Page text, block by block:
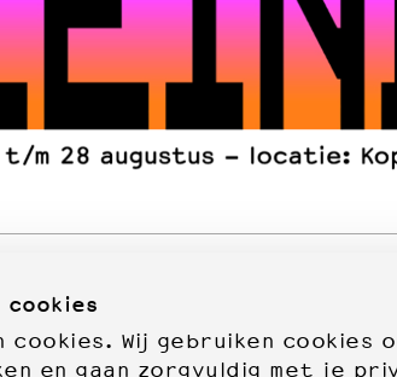
Wij gebruiken cookies
en gaan zorgvuldig met je